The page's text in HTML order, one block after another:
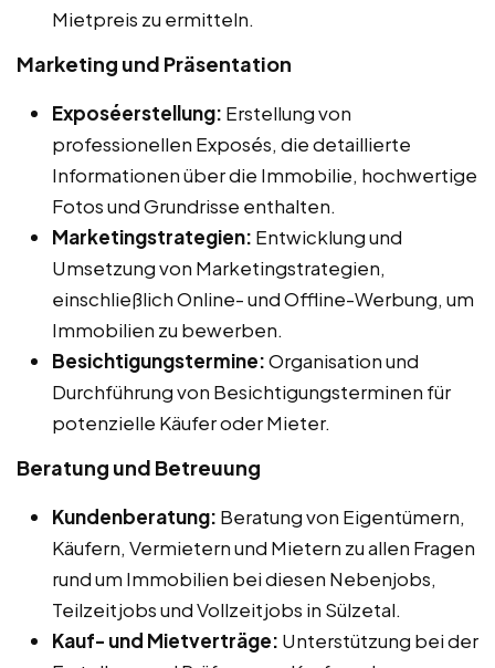
Mietpreis zu ermitteln.
Marketing und Präsentation
Exposéerstellung: Erstellung von
professionellen Exposés, die detaillierte
Informationen über die Immobilie, hochwertige
Fotos und Grundrisse enthalten.
Marketingstrategien: Entwicklung und
Umsetzung von Marketingstrategien,
einschließlich Online- und Offline-Werbung, um
Immobilien zu bewerben.
Besichtigungstermine:Organisation und
Durchführung von Besichtigungsterminen für
potenzielle Käufer oder Mieter.
Beratung und Betreuung
Kundenberatung: Beratung von Eigentümern,
Käufern, Vermietern und Mietern zu allen Fragen
rund um Immobilien bei diesen Nebenjobs,
Teilzeitjobs und Vollzeitjobs in Sülzetal.
Kauf- und Mietverträge: Unterstützung bei der